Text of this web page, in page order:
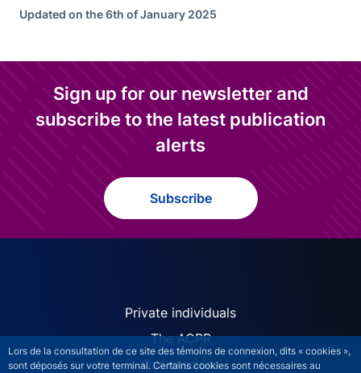
Lors de la consultation de ce site des témoins de connexion, dits « cookies »,
sont déposés sur votre terminal. Certains cookies sont nécessaires au
Updated on the 6th of January 2025
Sign up for our newsletter and
subscribe to the latest publication
alerts
Subscribe
ACPR site navigation
Private individuals
The ACPR
Our missions